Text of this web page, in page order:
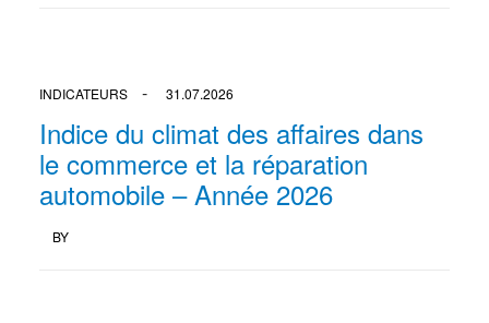
INDICATEURS 31.07.2026
Indice du climat des affaires dans
le commerce et la réparation
automobile – Année 2026
BY